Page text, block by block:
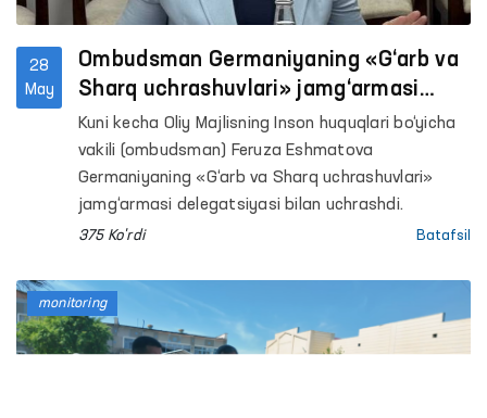
28
May
Ombudsman Germaniyaning «G‘arb va
Sharq uchrashuvlari» jamg‘armasi
delegatsiyasi bilan hamkorlik
istiqbollarini muhokama qildi
Kuni kecha Oliy Majlisning Inson huquqlari bo‘yicha
vakili (ombudsman) Feruza Eshmatova
Germaniyaning «G‘arb va Sharq uchrashuvlari»
jamg‘armasi delegatsiyasi bilan uchrashdi.
375 Ko'rdi Batafsil
monitoring